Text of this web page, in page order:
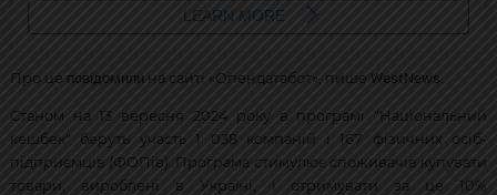
Про це повідомилина сайті «Опендатабот», пише WestNews.
Станом на 13 вересня 2024 року в програмі "Національний
кешбек" беруть участь 1 038 компаній і 167 фізичних осіб-
підприємців (ФОПів). Програма стимулює споживачів купувати
товари, вироблені в Україні, і отримувати за це 10%